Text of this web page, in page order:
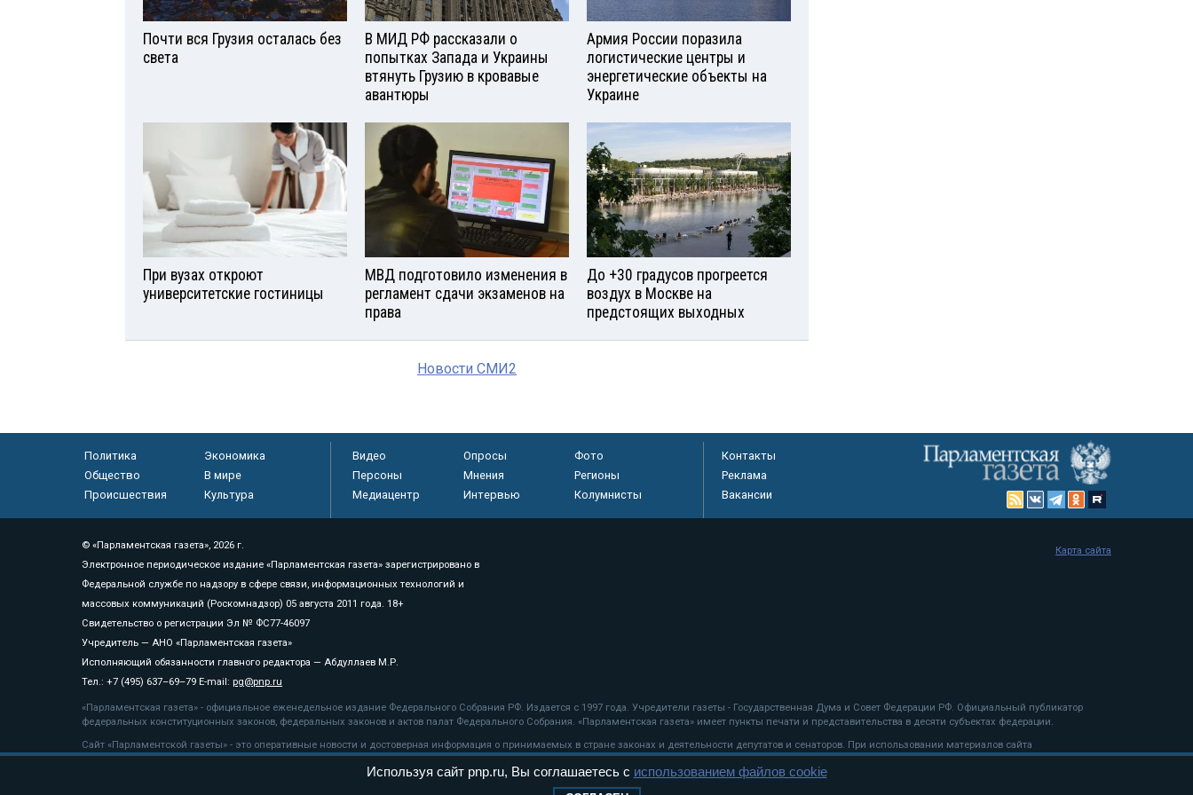
Почти вся Грузия осталась без
света
В МИД РФ рассказали о
попытках Запада и Украины
втянуть Грузию в кровавые
авантюры
Армия России поразила
логистические центры и
энергетические объекты на
Украине
При вузах откроют
университетские гостиницы
МВД подготовило изменения в
регламент сдачи экзаменов на
права
До +30 градусов прогреется
воздух в Москве на
предстоящих выходных
Новости СМИ2
Политика
Экономика
Общество
В мире
Происшествия
Культура
Видео Опросы
Фото
Персоны
Мнения
Регионы
Медиацентр
Интервью Колумнисты
Контакты
Реклама
Вакансии
© «Парламентская газета», 2026 г.
Электронное периодическое издание «Парламентская газета» зарегистрировано в
Федеральной службе по надзору в сфере связи, информационных технологий и
массовых коммуникаций (Роскомнадзор) 05 августа 2011 года. 18+
Свидетельство о регистрации Эл № ФС77-46097
Учредитель — АНО «Парламентская газета»
Исполняющий обязанности главного редактора — Абдуллаев М.Р.
Тел.: +7 (495) 637–69–79 E-mail: pg@pnp.ru
«Парламентская газета» - официальное еженедельное издание Федерального Собрания РФ. Издается с 1997 года. Учредители газеты - Государственная Дума и Совет Федерации РФ. Официальный публикатор
федеральных конституционных законов, федеральных законов и актов палат Федерального Собрания. «Парламентская газета» имеет пункты печати и представительства в десяти субъектах федерации.
Сайт «Парламентской газеты» - это оперативные новости и достоверная информация о принимаемых в стране законах и деятельности депутатов и сенаторов. При использовании материалов сайта
«Парламентской газеты» активная ссылка на pnp.ru обязательна.
рекомендательные технологии
Карта сайта
Используя сайт pnp.ru, Вы соглашаетесь с использованием файлов cookie